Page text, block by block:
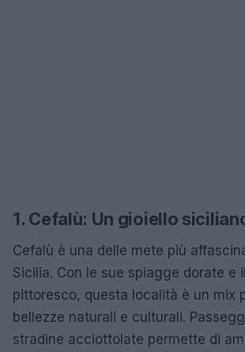
1. Cefalù: Un gioiello
Cefalù è una delle mete più
Sicilia. Con le sue spiagge dorate e
pittoresco, questa località è un mix
bellezze naturali e culturali.
stradine acciottolate permette di